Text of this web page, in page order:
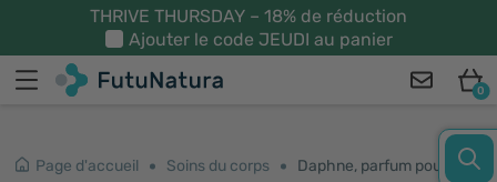
THRIVE THURSDAY – 18% de réduction
Ajouter le code JEUDI au panier
0
Page d'accueil Soins du corps Daphne, parfum pour femmes